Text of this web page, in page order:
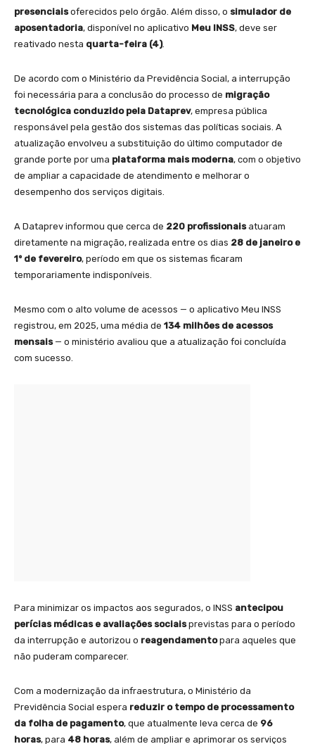
presenciaisoferecidos pelo órgão. Além disso, o simulador de
aposentadoria, disponível no aplicativo Meu INSS, deve ser
reativado nesta quarta-feira (4).
De acordo com o Ministério da Previdência Social, a interrupção
foi necessária para a conclusão do processo de migração
tecnológica conduzido pela Dataprev, empresa pública
responsável pela gestão dos sistemas das políticas sociais. A
atualização envolveu a substituição do último computador de
grande porte por uma plataforma mais moderna, com o objetivo
de ampliar a capacidade de atendimento e melhorar o
desempenho dos serviços digitais.
A Dataprev informou que cerca de 220 profissionaisatuaram
diretamente na migração, realizada entre os dias 28 de janeiro e
1º de fevereiro, período em que os sistemas ficaram
temporariamente indisponíveis.
Mesmo com o alto volume de acessos — o aplicativo Meu INSS
registrou, em 2025, uma média de 134 milhões de acessos
mensais— o ministério avaliou que a atualização foi concluída
com sucesso.
Para minimizar os impactos aos segurados, o INSS antecipou
perícias médicas e avaliações sociaisprevistas para o período
da interrupção e autorizou o reagendamentopara aqueles que
não puderam comparecer.
Com a modernização da infraestrutura, o Ministério da
Previdência Social espera reduzir o tempo de processamento
da folha de pagamento, que atualmente leva cerca de 96
horas, para 48 horas, além de ampliar e aprimorar os serviços